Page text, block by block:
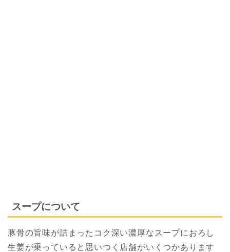
スープについて
豚骨の旨味が詰まったコク深い濃厚なスープにおろし
生姜が乗っていると思いつく店舗がいくつかあります